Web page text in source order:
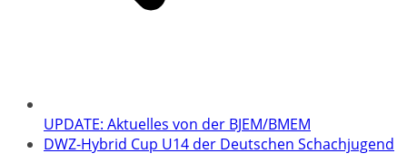
UPDATE: Aktuelles von der BJEM/BMEM
DWZ-Hybrid Cup U14 der Deutschen Schachjugend